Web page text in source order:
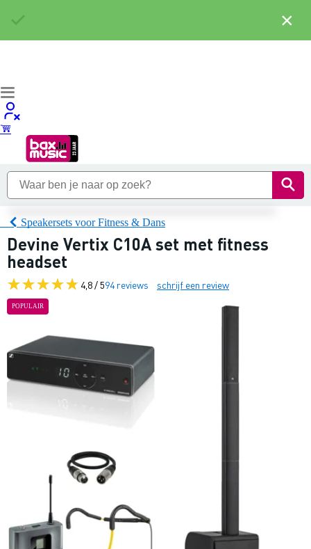
Speakersets voor Fitness & Dans
Devine Vertix C10A set met fitness
headset
4,8 / 594 reviews schrijf een review
POPULAIR
×